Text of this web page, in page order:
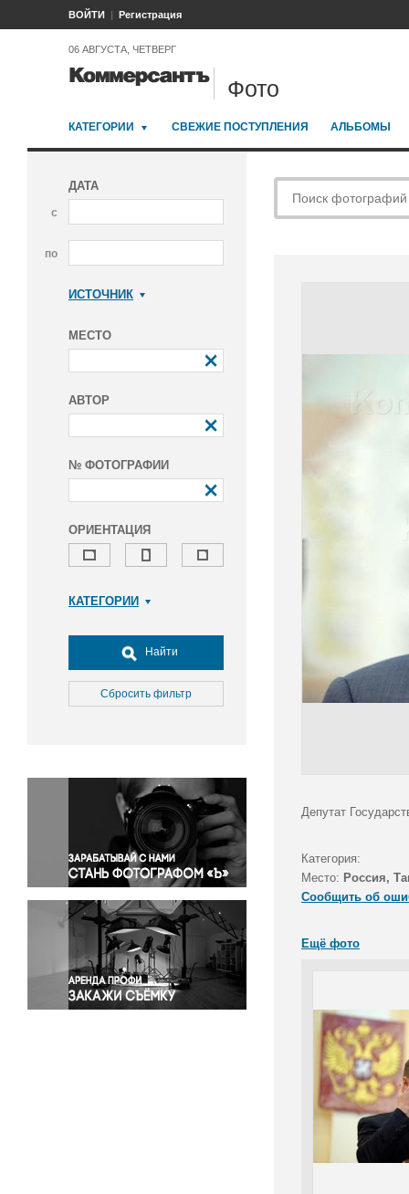
ВОЙТИ Регистрация
06 АВГУСТА, ЧЕТВЕРГ
Фото
КАТЕГОРИИ СВЕЖИЕ ПОСТУПЛЕНИЯ АЛЬБОМЫ
ДАТА
с
по
ИСТОЧНИК
МЕСТО
АВТОР
№ ФОТОГРАФИИ
ОРИЕНТАЦИЯ
КАТЕГОРИИ
Досуг, туризм и отдых
Культура
Медицина
Окружающая среда
Политика
Правосудие
Происшествия и конфликты
Религия
Светская жизнь
Спорт
Экология
Экономика и бизнес
Найти
Сбросить фильтр
Депутат
Категория:
Место: Россия,
Сообщить об
Ещё фото